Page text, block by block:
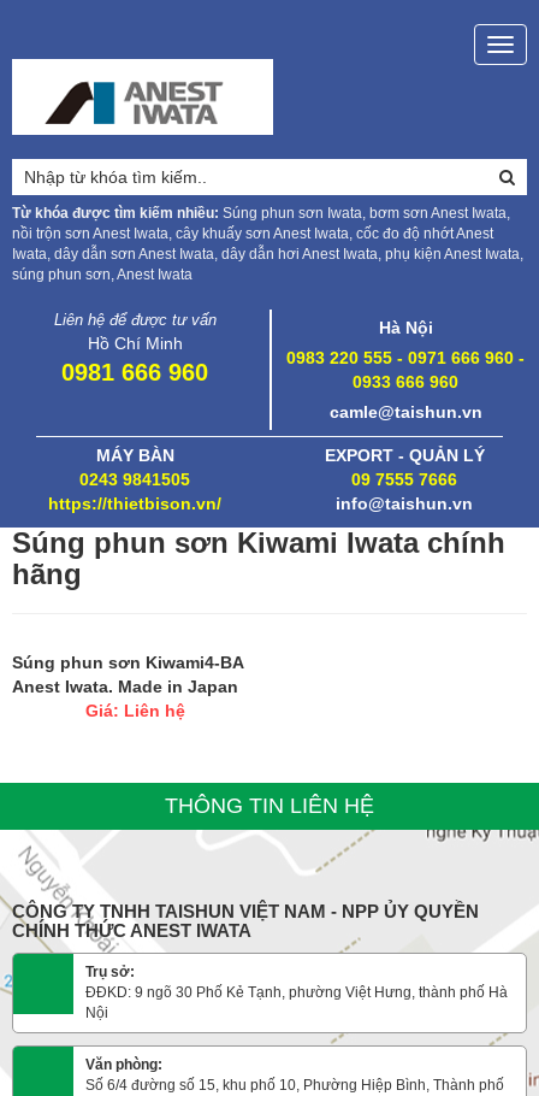
Từ khóa được tìm kiếm nhiều: Súng phun sơn Iwata, bơm sơn Anest Iwata,
nồi trộn sơn Anest Iwata, cây khuấy sơn Anest Iwata, cốc đo độ nhớt Anest
Iwata, dây dẫn sơn Anest Iwata, dây dẫn hơi Anest Iwata, phụ kiện Anest Iwata,
súng phun sơn, Anest Iwata
Liên hệ để được tư vấn
Hồ Chí Minh
0981 666 960
Hà Nội
0983 220 555 - 0971 666 960 -
0933 666 960
camle@taishun.vn
MÁY BÀN
0243 9841505
https://thietbison.vn/
EXPORT - QUẢN LÝ
09 7555 7666
info@taishun.vn
Súng phun sơn Kiwami Iwata chính
hãng
Súng phun sơn Kiwami4-BA
Anest Iwata. Made in Japan
Giá: Liên hệ
THÔNG TIN LIÊN HỆ
CÔNG TY TNHH TAISHUN VIỆT NAM - NPP ỦY QUYỀN
CHÍNH THỨC ANEST IWATA
Trụ sở:
ĐĐKD: 9 ngõ 30 Phố Kẻ Tạnh, phường Việt Hưng, thành phố Hà
Nội
Văn phòng:
Số 6/4 đường số 15, khu phố 10, Phường Hiệp Bình, Thành phố